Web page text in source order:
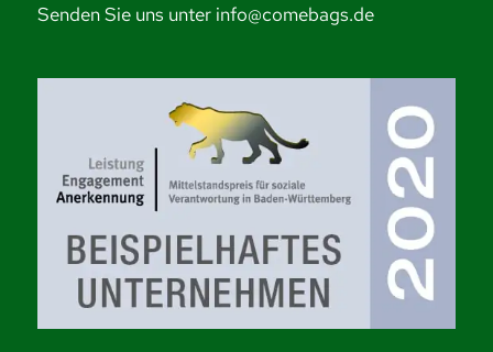
Senden Sie uns unter info@comebags.de